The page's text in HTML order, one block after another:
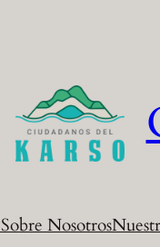
Sobre Nosotros